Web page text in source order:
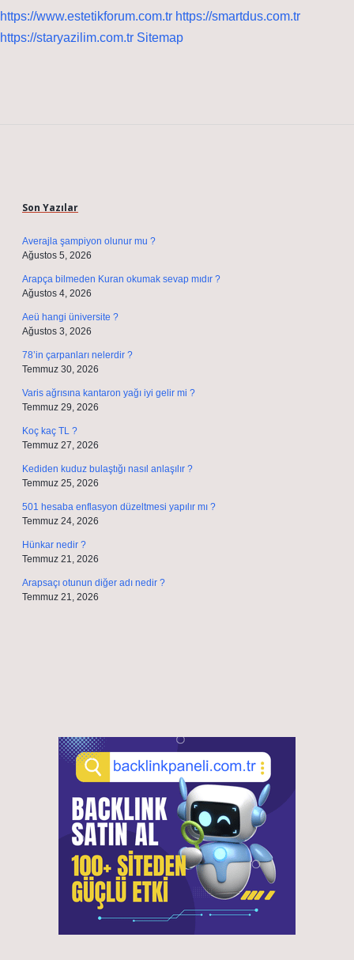
https://www.estetikforum.com.tr https://smartdus.com.tr
https://staryazilim.com.tr Sitemap
Son Yazılar
Averajla şampiyon olunur mu ?
Ağustos 5, 2026
Arapça bilmeden Kuran okumak sevap mıdır ?
Ağustos 4, 2026
Aeü hangi üniversite ?
Ağustos 3, 2026
78’in çarpanları nelerdir ?
Temmuz 30, 2026
Varis ağrısına kantaron yağı iyi gelir mi ?
Temmuz 29, 2026
Koç kaç TL ?
Temmuz 27, 2026
Kediden kuduz bulaştığı nasıl anlaşılır ?
Temmuz 25, 2026
501 hesaba enflasyon düzeltmesi yapılır mı ?
Temmuz 24, 2026
Hünkar nedir ?
Temmuz 21, 2026
Arapsaçı otunun diğer adı nedir ?
Temmuz 21, 2026